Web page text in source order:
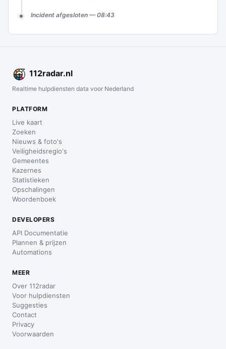
Incident afgesloten — 08:43
112radar.nl
Realtime hulpdiensten data voor Nederland
PLATFORM
Live kaart
Zoeken
Nieuws & foto's
Veiligheidsregio's
Gemeentes
Kazernes
Statistieken
Opschalingen
Woordenboek
DEVELOPERS
API Documentatie
Plannen & prijzen
Automations
MEER
Over 112radar
Voor hulpdiensten
Suggesties
Contact
Privacy
Voorwaarden